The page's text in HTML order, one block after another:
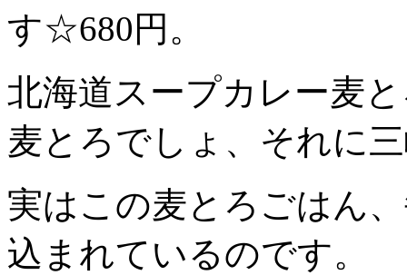
す☆680円。
北海道スープカレー麦
麦とろでしょ、それに
実はこの麦とろごはん
込まれているのです。